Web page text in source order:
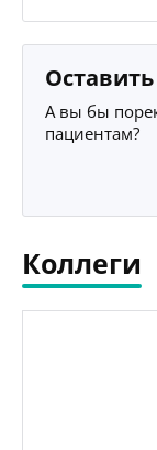
А вы бы
пациентам?
Коллеги